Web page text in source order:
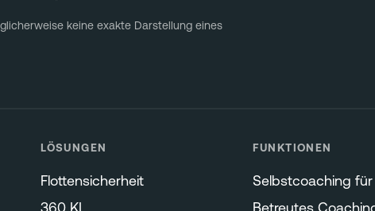
keine exakte Darstellung eines
LÖSUNGEN
Flottensicherheit
360 KI
FUNKTIONEN
Selbstcoaching für
Betreutes